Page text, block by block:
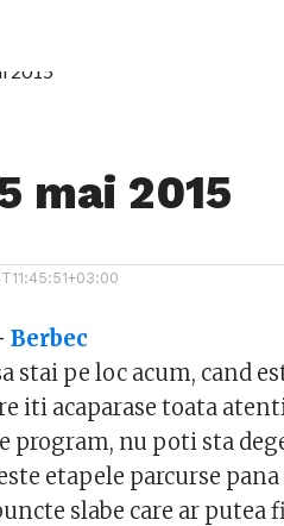
mai 2015
Berbec
stai pe loc acum, cand
iti acaparase toata
program, nu poti sta
etapele parcurse pana
slabe care ar putea